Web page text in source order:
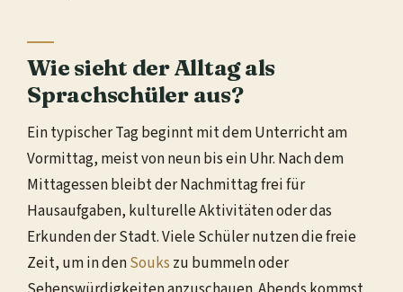
Wie sieht der Alltag als
Sprachschüler aus?
Ein typischer Tag beginnt mit dem Unterricht am
Vormittag, meist von neun bis ein Uhr. Nach dem
Mittagessen bleibt der Nachmittag frei für
Hausaufgaben, kulturelle Aktivitäten oder das
Erkunden der Stadt. Viele Schüler nutzen die freie
Zeit, um in denSouks zu bummeln oder